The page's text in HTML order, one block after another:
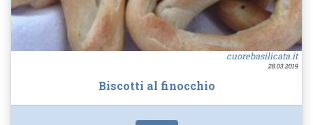
cuorebasilicata.it
28.03.2019
Biscotti al finocchio